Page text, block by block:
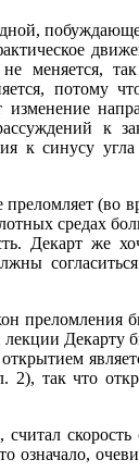
меняется,
потому
к
к синусу
(во
средах
Декарт же
преломления
Декарту
так что
скорость
означало,